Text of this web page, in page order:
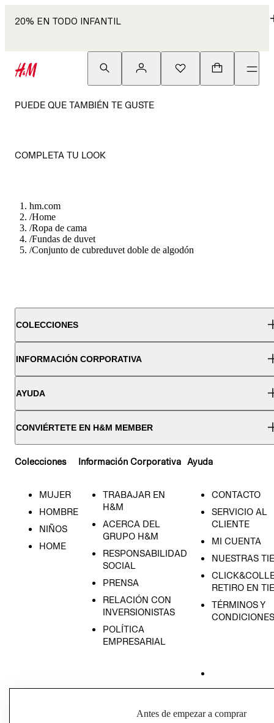
20% EN TODO INFANTIL
PUEDE QUE TAMBIÉN TE GUSTE
COMPLETA TU LOOK
hm.com
/Home
/Ropa de cama
/Fundas de duvet
/Conjunto de cubreduvet doble de algodón
COLECCIONES
INFORMACIÓN CORPORATIVA
AYUDA
CONVIÉRTETE EN H&M MEMBER
Colecciones
MUJER
HOMBRE
NIÑOS
HOME
Información Corporativa
TRABAJAR EN
H&M
ACERCA DEL
GRUPO H&M
RESPONSABILIDAD
SOCIAL
PRENSA
RELACIÓN CON
INVERSIONISTAS
POLÍTICA
EMPRESARIAL
Ayuda
CONTACTO
SERVICIO AL
CLIENTE
MI CUENTA
NUESTRAS
RETIRO EN
TÉRMINOS Y
CONDICIONES
PRIVACIDAD
Antes de empezar a comprar